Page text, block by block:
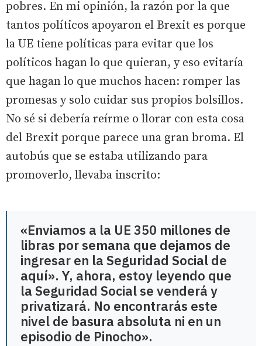
pobres. En mi opinión, la razón por la que
tantos políticos apoyaron el Brexit es porque
la UE tiene políticas para evitar que los
políticos hagan lo que quieran, y eso evitaría
que hagan lo que muchos hacen: romper las
promesas y solo cuidar sus propios bolsillos.
No sé si debería reírme o llorar con esta cosa
del Brexit porque parece una gran broma. El
autobús que se estaba utilizando para
promoverlo, llevaba inscrito:
«Enviamos a la UE 350 millones de
libras por semana que dejamos de
ingresar en la Seguridad Social de
aquí». Y, ahora, estoy leyendo que
la Seguridad Social se venderá y
privatizará. No encontrarás este
nivel de basura absoluta ni en un
episodio de Pinocho».